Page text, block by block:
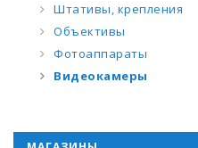
Штативы, крепления
Объективы
Фотоаппараты
Видеокамеры